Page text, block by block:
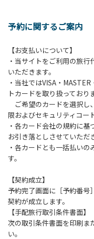
ら午前10時までの間にゴ
は、お持ち帰りをお願い
【禁止事項】
カラオケ、発電機、地
ァイヤー、打ち上げ式花
【注意事項】
当キャンプ場のそばを
時間で増水し、川原で遊
すく、過去にも増水によ
（１）川原にテントやタ
（２）雨が降ったとき
（３）カムイコタン公園
流で雨が降り急に増水す
し、濁り始めたときに
（４）キャンプ場の管理
予約に関するご案内
【お支払いについて】
・当サイトをご利用の旅
いただきます。
・当社ではVISA・
トカードを取り扱っており
ご希望のカードを選択し
限およびセキュリティコー
・各カード会社の規約に
お引き落としさせていただ
・各カードとも一括払い
す。
【契約成立】
予約完了画面に［予約番号
契約が成立します。
【手配旅行取引条件書面】
次の取引条件書面を印刷ま
い。